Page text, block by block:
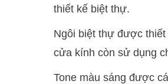
thiết kế biệt thự.
Ngôi biệt thự được
cửa kính còn sử dụng
Tone màu sáng được